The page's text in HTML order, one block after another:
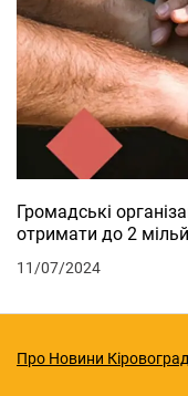
Громадські
отримати до 2
11/07/2024
Про Новини